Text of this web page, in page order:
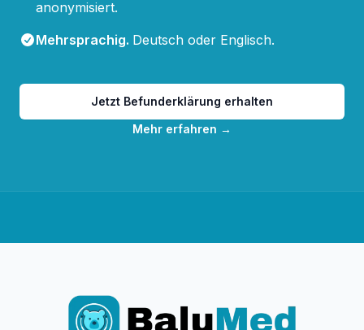
anonymisiert.
Mehrsprachig. Deutsch oder Englisch.
Jetzt Befunderklärung erhalten
Mehr erfahren →